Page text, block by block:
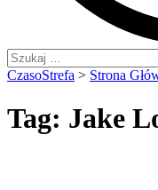
Szukaj:
CzasoStrefa > Strona
Tag: Jake